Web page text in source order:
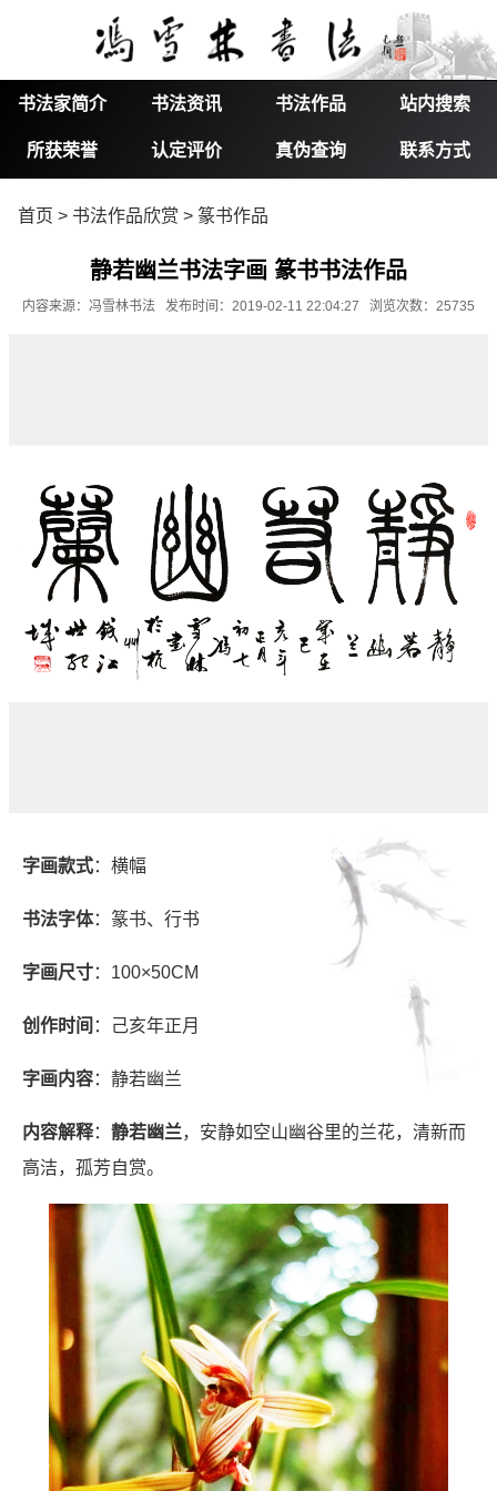
书法家简介 书法资讯 书法作品 站内搜索
所获荣誉 认定评价 真伪查询 联系方式
首页 > 书法作品欣赏 > 篆书作品
静若幽兰书法字画 篆书书法作品
内容来源：冯雪林书法 发布时间：2019-02-11 22:04:27 浏览次数：25735
字画款式：横幅
书法字体：篆书、行书
字画尺寸：100×50CM
创作时间 ：己亥年正月
字画内容：静若幽兰
内容解释：静若幽兰，安静如空山幽谷里的兰花，清新而
高洁，孤芳自赏。